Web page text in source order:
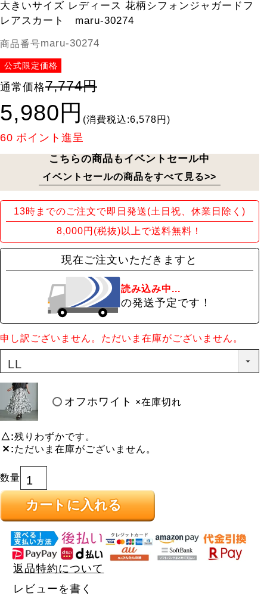
大きいサイズ レディース 花柄シフォンジャガードフ
レアスカート maru-30274
商品番号maru-30274
公式限定価格
通常価格7,774円
5,980円 (消費税込:6,578円)
60 ポイント進呈
こちらの商品もイベントセール中
イベントセールの商品をすべて見る>>
13時までのご注文で即日発送(土日祝、休業日除く)
8,000円(税抜)以上で送料無料！
現在ご注文いただきますと
読み込み中...
の発送予定です！
申し訳ございません。ただいま在庫がございません。
オフホワイト ×在庫切れ
△ 残りわずかです。
✕ ただいま在庫がございません。
カートに入れる
返品特約について
レビューを書く